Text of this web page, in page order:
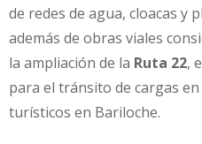
de redes de agua, cloacas y
además de obras viales
la ampliación de la Ruta 22,
para el tránsito de cargas en
turísticos en Bariloche.